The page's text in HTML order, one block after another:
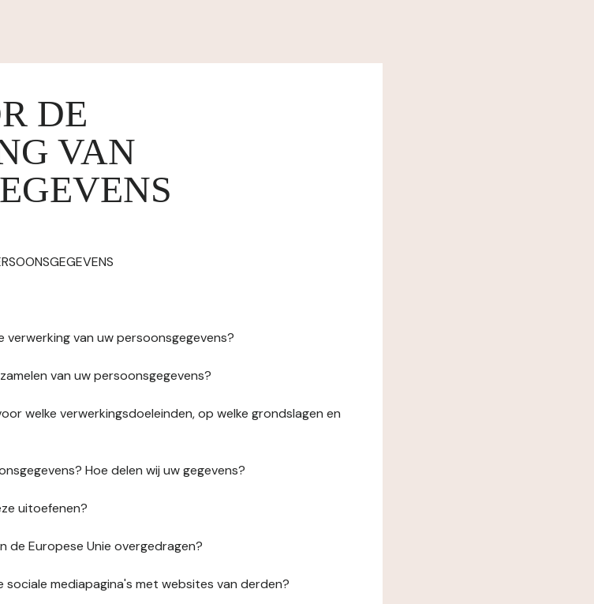
DE
VAN
van uw persoonsgegevens?
van uw persoonsgegevens?
welke verwerkingsdoeleinden, op welke grondslagen en
Hoe delen wij uw gegevens?
uitoefenen?
de Europese Unie overgedragen?
sociale mediapagina's met websites van derden?